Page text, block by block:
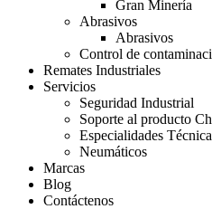
Gran Minería
Abrasivos
Abrasivos
Control de
Remates Industriales
Servicios
Seguridad Industrial
Soporte al producto
Especialidades
Neumáticos
Marcas
Blog
Contáctenos